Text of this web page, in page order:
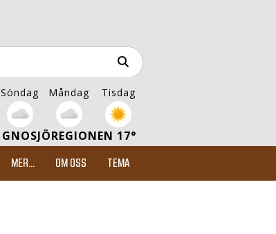
Söndag Måndag Tisdag
GNOSJÖREGIONEN 17°
MER... OM OSS TEMA